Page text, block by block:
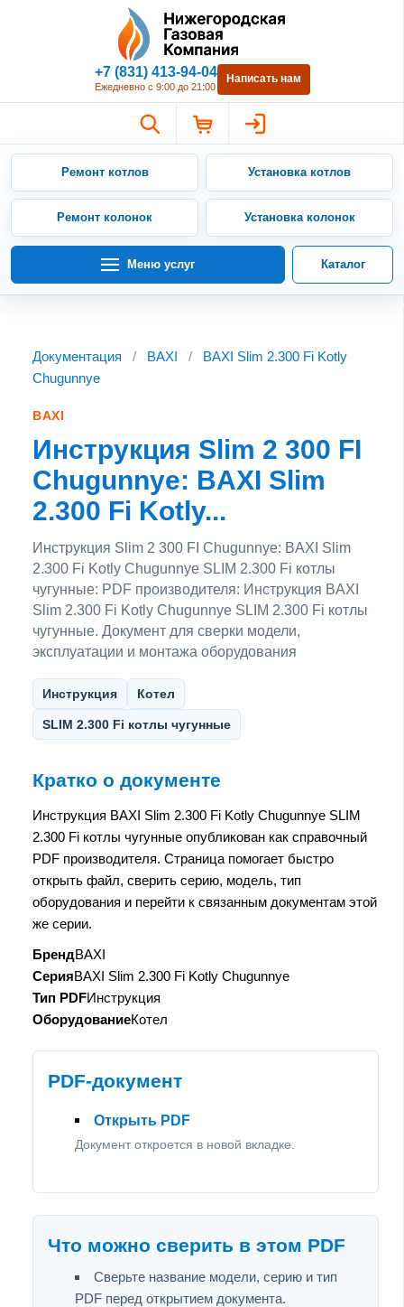
Нижегородская Газовая
+7 (831) 413-94-04
Ежедневно с 9:00 до 21:00
Написать нам
Ремонт котлов Установка котлов
Ремонт колонок Установка колонок
Меню услуг Каталог
Документация / BAXI /
BAXI Slim 2.300 Fi Kotly
Chugunnye
BAXI
Инструкция Slim 2 300 FI
Chugunnye: BAXI Slim
2.300 Fi Kotly...
Инструкция Slim 2 300 FI Chugunnye: BAXI Slim
2.300 Fi Kotly Chugunnye SLIM 2.300 Fi котлы
чугунные: PDF производителя: Инструкция BAXI
Slim 2.300 Fi Kotly Chugunnye SLIM 2.300 Fi котлы
чугунные. Документ для сверки модели,
эксплуатации и монтажа оборудования
Инструкция Котел
SLIM 2.300 Fi котлы чугунные
Кратко о документе
Инструкция BAXI Slim 2.300 Fi Kotly Chugunnye SLIM
2.300 Fi котлы чугунные опубликован как справочный
PDF производителя. Страница помогает быстро
открыть файл, сверить серию, модель, тип
оборудования и перейти к связанным документам этой
же серии.
БрендBAXI
СерияBAXI Slim 2.300 Fi Kotly Chugunnye
Тип PDFИнструкция
ОборудованиеКотел
PDF-документ
Открыть PDF
Документ откроется в новой вкладке.
Что можно сверить в этом PDF
Сверьте название модели, серию и тип
PDF перед открытием документа.